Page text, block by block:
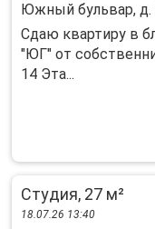
Южный бульвар, д.
Сдаю квартиру в
"ЮГ" от
14 Эта...
Студия, 27 м²
18.07.26 13:40